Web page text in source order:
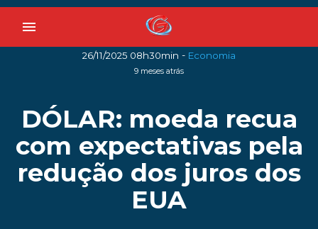
menu
26/11/2025 08h30min - Economia
9 meses atrás
DÓLAR: moeda recua
com expectativas pela
redução dos juros dos
EUA